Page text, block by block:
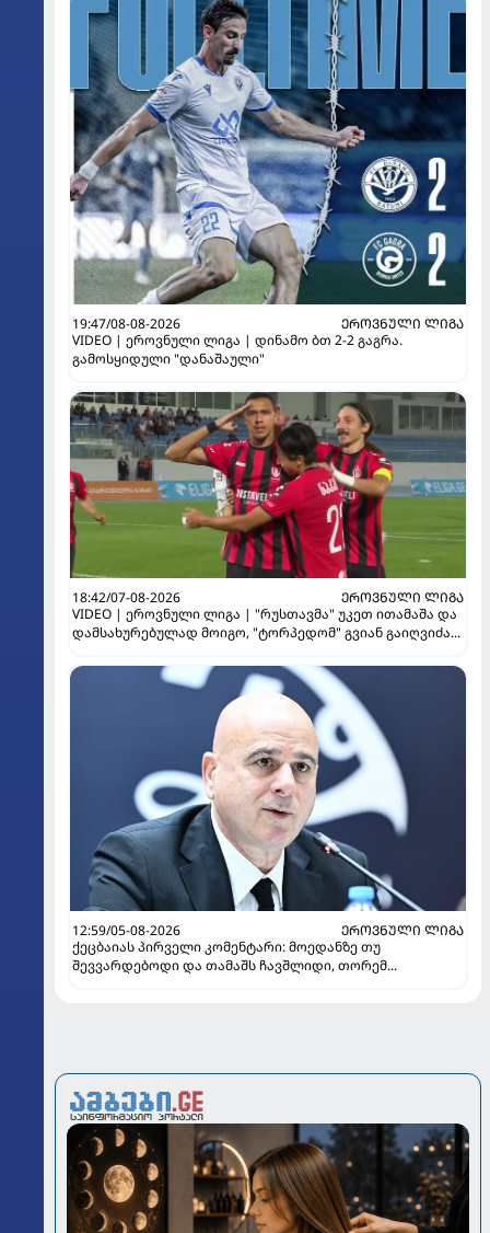
19:47/08-08-2026
ᲔᲠᲝᲕᲜᲣᲚᲘ ᲚᲘᲒᲐ
VIDEO | ეროვნული ლიგა | დინამო ბთ 2-2 გაგრა.
გამოსყიდული "დანაშაული"
18:42/07-08-2026
ᲔᲠᲝᲕᲜᲣᲚᲘ ᲚᲘᲒᲐ
VIDEO | ეროვნული ლიგა | "რუსთავმა" უკეთ ითამაშა და
დამსახურებულად მოიგო, "ტორპედომ" გვიან გაიღვიძა...
12:59/05-08-2026
ᲔᲠᲝᲕᲜᲣᲚᲘ ᲚᲘᲒᲐ
ქეცბაიას პირველი კომენტარი: მოედანზე თუ
შევვარდებოდი და თამაშს ჩავშლიდი, თორემ...